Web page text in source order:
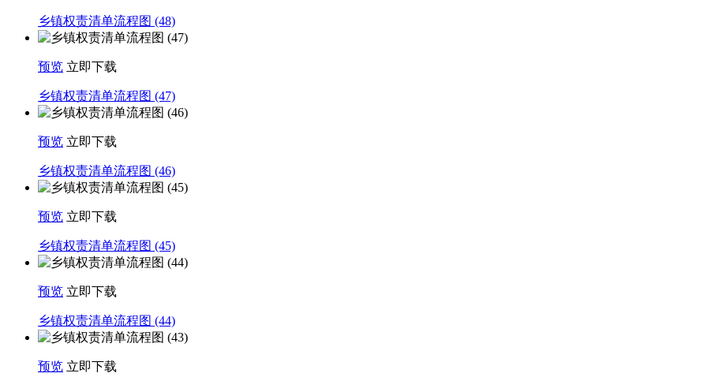
乡镇权责清单流程图 (48)
预览 立即下载
乡镇权责清单流程图 (47)
预览 立即下载
乡镇权责清单流程图 (46)
预览 立即下载
乡镇权责清单流程图 (45)
预览 立即下载
乡镇权责清单流程图 (44)
预览 立即下载